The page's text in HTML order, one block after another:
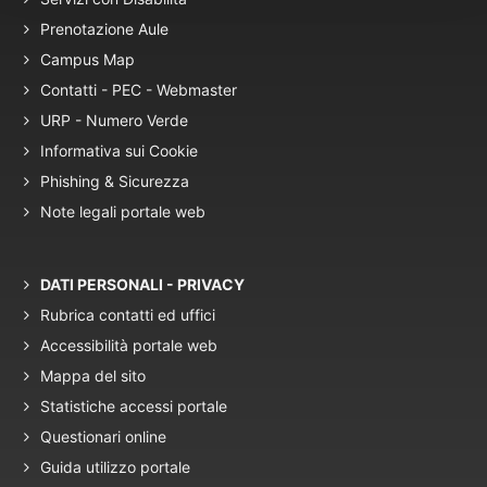
Prenotazione Aule
Campus Map
Contatti - PEC - Webmaster
URP - Numero Verde
Informativa sui Cookie
Phishing & Sicurezza
Note legali portale web
DATI PERSONALI - PRIVACY
Rubrica contatti ed uffici
Accessibilità portale web
Mappa del sito
Statistiche accessi portale
Questionari online
Guida utilizzo portale